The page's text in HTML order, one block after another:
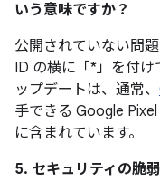
いう意味ですか？
公開されていない問題
ID の横に「*」を付
ップデートは、通常、
手できる Google
に含まれています。
5. セキュリティの脆